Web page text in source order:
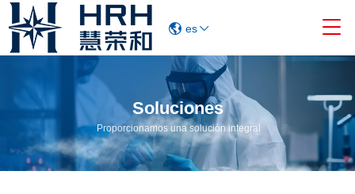
es
Soluciones
Proporcionamos una solución integral